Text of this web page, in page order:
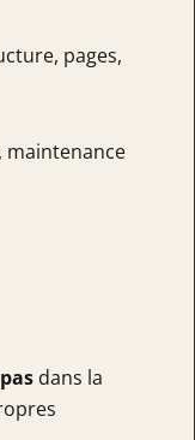
pages,
maintenance
dans la